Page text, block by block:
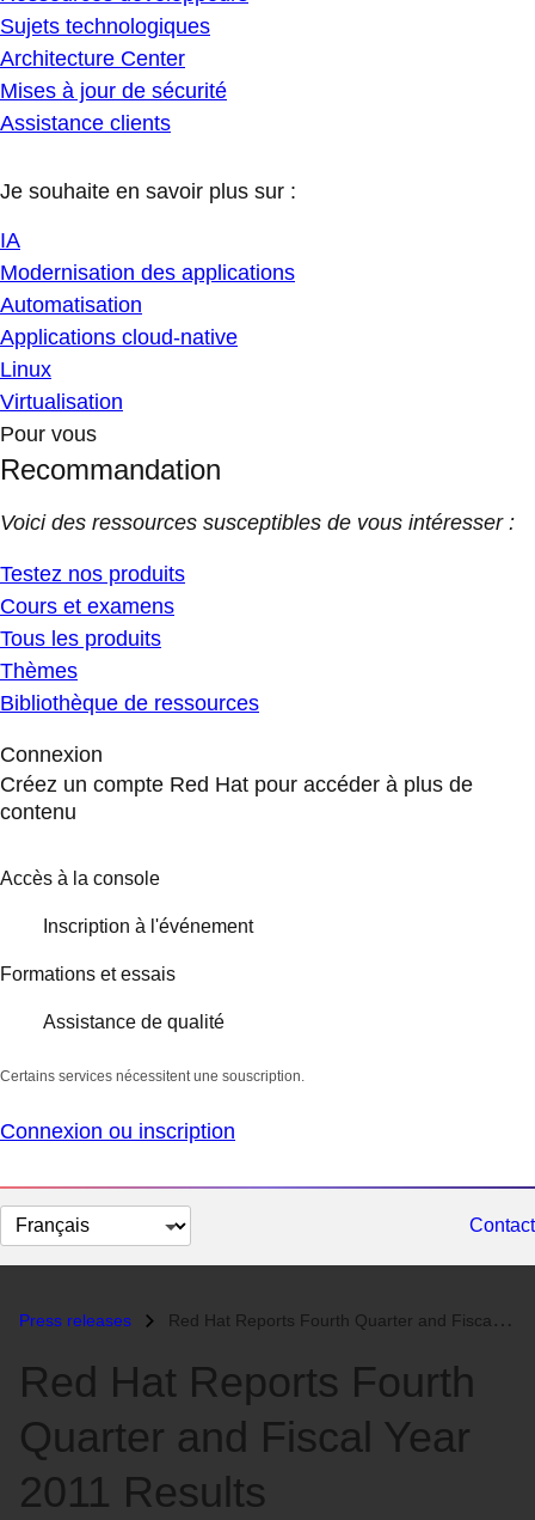
Sujets technologiques
Architecture Center
Mises à jour de sécurité
Assistance clients
Je souhaite en savoir plus sur :
IA
Modernisation des applications
Automatisation
Applications cloud-native
Linux
Virtualisation
Pour vous
Recommandation
Voici des ressources susceptibles de vous intéresser :
Testez nos produits
Cours et examens
Tous les produits
Thèmes
Bibliothèque de ressources
Connexion
Créez un compte Red Hat pour accéder à plus de
contenu
Accès à la console
Inscription à l'événement
Formations et essais
Assistance de qualité
Certains services nécessitent une souscription.
Connexion ou inscription
Changer
la
Contact
Press releases Red Hat Reports Fourth Quarter and Fiscal Year 2011 Results...
Red Hat Reports Fourth
Quarter and Fiscal Year
2011 Results